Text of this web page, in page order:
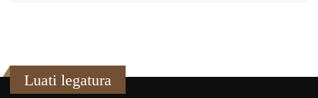
Luati legatura